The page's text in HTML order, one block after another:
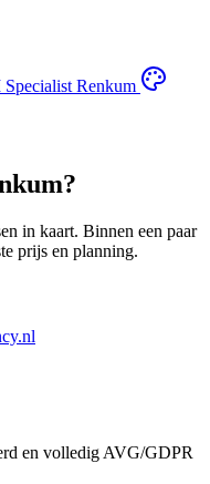
Renkum
in kaart. Binnen een paar
prijs en planning.
en volledig AVG/GDPR